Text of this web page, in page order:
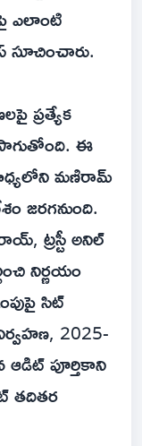
ఎలాంటి
ప్రత్యేక
ఈ
మణిరామ్‌
జరగనుంది.
ట్రస్టీ అనిల్‌
నిర్ణయం
సిట్‌
2025-
ఆడిట్‌ పూర్తికాని
తదితర